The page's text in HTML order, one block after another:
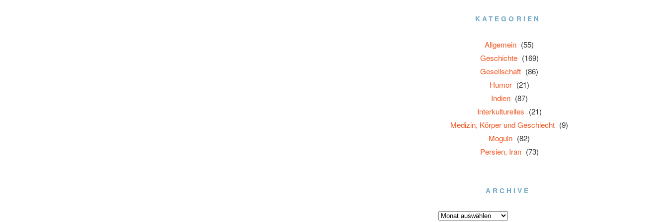
KATEGORIEN
Allgemein (55)
Geschichte (169)
Gesellschaft (86)
Humor (21)
Indien (87)
Interkulturelles (21)
Medizin, Körper und Geschlecht (9)
Moguln (82)
Persien, Iran (73)
ARCHIVE